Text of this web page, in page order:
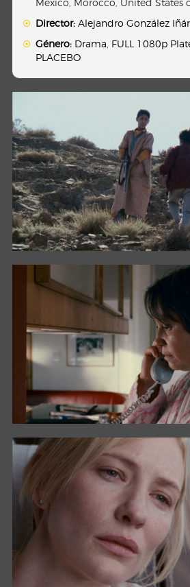
Mexico, Morocco, United States
Director: Alejandro González
Género: Drama FULL 1080p
PLACEBO